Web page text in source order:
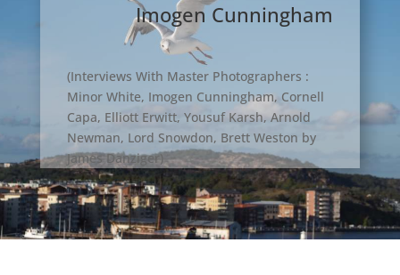
Imogen Cunningham
(Interviews With Master Photographers :
Minor White, Imogen Cunningham, Cornell
Capa, Elliott Erwitt, Yousuf Karsh, Arnold
Newman, Lord Snowdon, Brett Weston by
James Danziger)